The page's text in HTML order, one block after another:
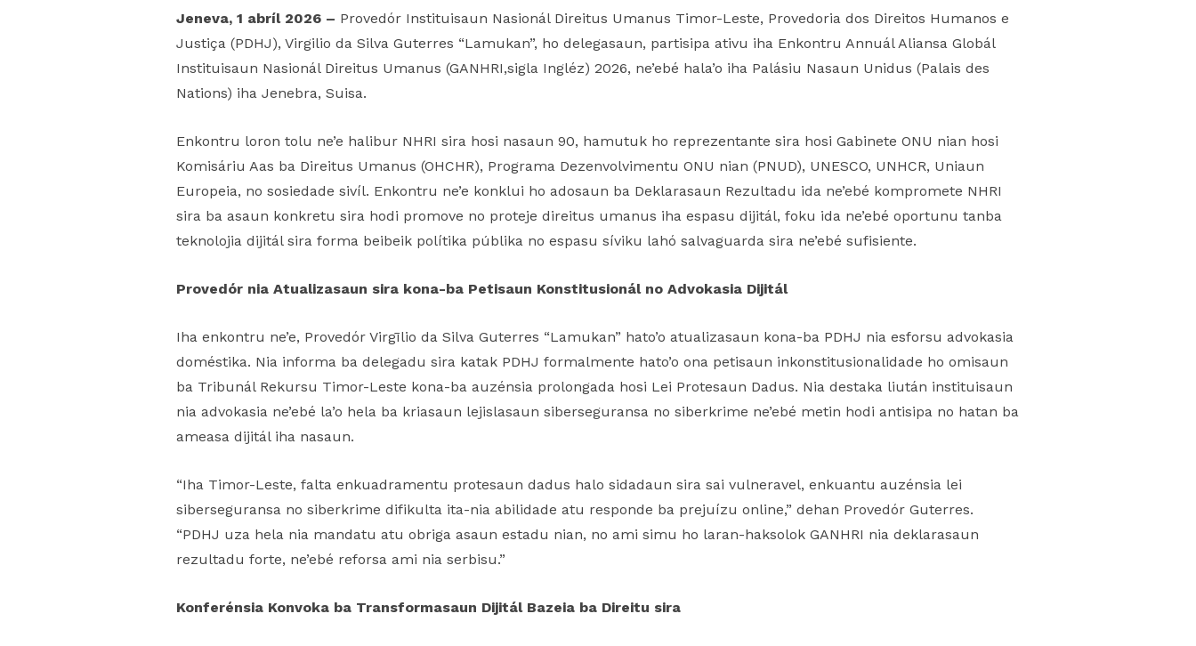
Jeneva, 1 abríl 2026 – Provedór Instituisaun Nasionál Direitus Umanus Timor-Leste, Provedoria dos Direitos Humanos e
Justiça (PDHJ), Virgilio da Silva Guterres “Lamukan”, ho delegasaun, partisipa ativu iha Enkontru Annuál Aliansa Globál
Instituisaun Nasionál Direitus Umanus (GANHRI,sigla Ingléz) 2026, ne’ebé hala’o iha Palásiu Nasaun Unidus (Palais des
Nations) iha Jenebra, Suisa.
Enkontru loron tolu ne’e halibur NHRI sira hosi nasaun 90, hamutuk ho reprezentante sira hosi Gabinete ONU nian hosi
Komisáriu Aas ba Direitus Umanus (OHCHR), Programa Dezenvolvimentu ONU nian (PNUD), UNESCO, UNHCR, Uniaun
Europeia, no sosiedade sivíl. Enkontru ne’e konklui ho adosaun ba Deklarasaun Rezultadu ida ne’ebé kompromete NHRI
sira ba asaun konkretu sira hodi promove no proteje direitus umanus iha espasu dijitál, foku ida ne’ebé oportunu tanba
teknolojia dijitál sira forma beibeik polítika públika no espasu síviku lahó salvaguarda sira ne’ebé sufisiente.
Provedór nia Atualizasaun sira kona-ba Petisaun Konstitusionál no Advokasia Dijitál
Iha enkontru ne’e, Provedór Virgīlio da Silva Guterres “Lamukan” hato’o atualizasaun kona-ba PDHJ nia esforsu advokasia
doméstika. Nia informa ba delegadu sira katak PDHJ formalmente hato’o ona petisaun inkonstitusionalidade ho omisaun
ba Tribunál Rekursu Timor-Leste kona-ba auzénsia prolongada hosi Lei Protesaun Dadus. Nia destaka liután instituisaun
nia advokasia ne’ebé la’o hela ba kriasaun lejislasaun siberseguransa no siberkrime ne’ebé metin hodi antisipa no hatan ba
ameasa dijitál iha nasaun.
“Iha Timor-Leste, falta enkuadramentu protesaun dadus halo sidadaun sira sai vulneravel, enkuantu auzénsia lei
siberseguransa no siberkrime difikulta ita-nia abilidade atu responde ba prejuízu online,” dehan Provedór Guterres.
“PDHJ uza hela nia mandatu atu obriga asaun estadu nian, no ami simu ho laran-haksolok GANHRI nia deklarasaun
rezultadu forte, ne’ebé reforsa ami nia serbisu.”
Konferénsia Konvoka ba Transformasaun Dijitál Bazeia ba Direitu sira